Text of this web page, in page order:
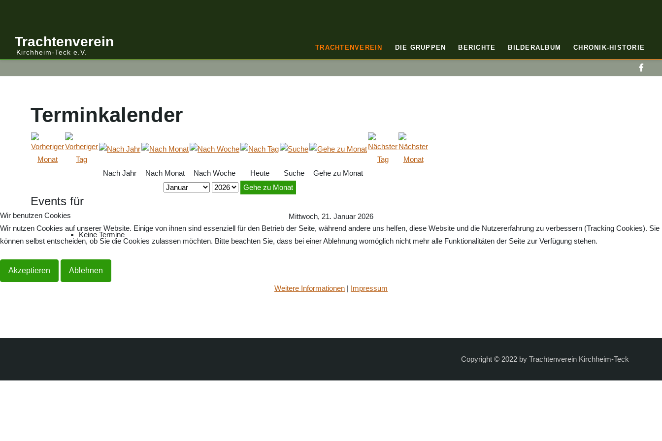
Trachtenverein
Kirchheim-Teck e.V.
TRACHTENVEREIN DIE GRUPPEN BERICHTE BILDERALBUM CHRONIK-HISTORIE
Terminkalender
Nach Jahr Nach Monat Nach Woche Heute Suche
Gehe zu Monat
Gehe zu Monat
Events für
Mittwoch, 21. Januar 2026
Keine Termine
Copyright © 2022 by Trachtenverein Kirchheim-Teck
Wir benutzen Cookies
Wir nutzen Cookies auf unserer Website. Einige von ihnen sind essenziell für den Betrieb der Seite, während andere uns helfen, diese Website und die Nutzererfahrung zu verbessern (Tracking Cookies). Sie
können selbst entscheiden, ob Sie die Cookies zulassen möchten. Bitte beachten Sie, dass bei einer Ablehnung womöglich nicht mehr alle Funktionalitäten der Seite zur Verfügung stehen.
Akzeptieren Ablehnen
Weitere Informationen | Impressum
Anmelden/Abmelden
Gebirgstracht
Berichte Vereinsleitung